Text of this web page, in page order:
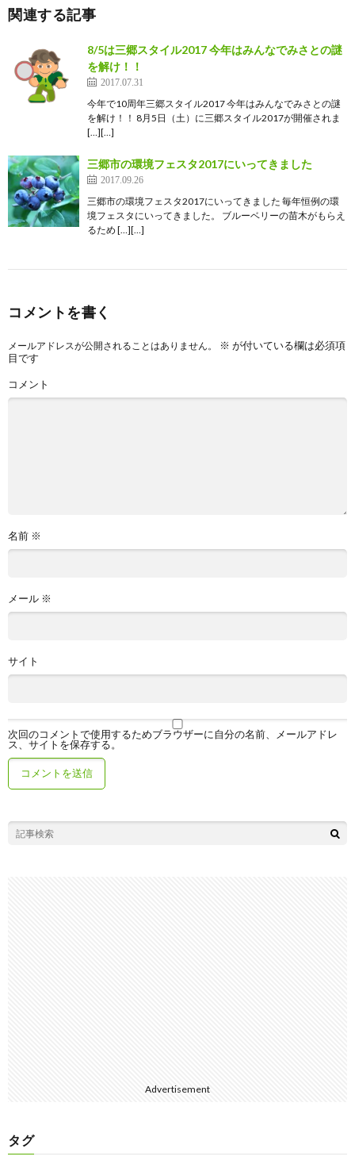
関連する記事
8/5は三郷スタイル2017 今年はみんなでみさとの謎
を解け！！
2017.07.31
今年で10周年三郷スタイル2017 今年はみんなでみさとの謎
を解け！！ 8月5日（土）に三郷スタイル2017が開催されま
[…][…]
三郷市の環境フェスタ2017にいってきました
2017.09.26
三郷市の環境フェスタ2017にいってきました 毎年恒例の環
境フェスタにいってきました。 ブルーベリーの苗木がもらえ
るため […][…]
コメントを書く
メールアドレスが公開されることはありません。 ※ が付いている欄は必須項
目です
コメント
名前 ※
メール ※
サイト
次回のコメントで使用するためブラウザーに自分の名前、メールアドレ
ス、サイトを保存する。
Advertisement
タグ